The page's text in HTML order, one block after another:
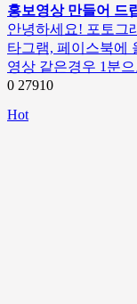
홍보영상 만들어 드
안녕하세요! 포토그
타그램, 페이스북에
영상 같은경우 1분
0 27910
Hot